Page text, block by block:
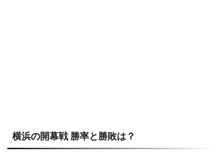
横浜の開幕戦 勝率と勝敗は？